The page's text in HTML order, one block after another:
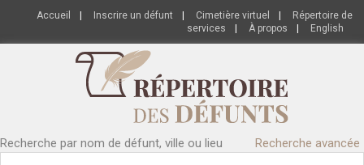
Accueil Inscrire un défunt Cimetière virtuel
Répertoire de
services
À propos English
Recherche par nom de défunt, ville ou lieu Recherche avancée